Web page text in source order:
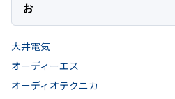
お
大井電気
オーディーエス
オーディオテクニカ